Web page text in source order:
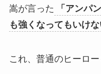
嵩が言った
「アンパ
も強くなってもいけな
これ、普通のヒーロ